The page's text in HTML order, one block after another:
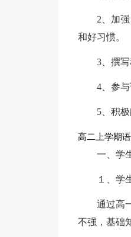
2、加
和好习惯。
3、撰
4、参与
5、积
高二上学期
一、学
１、学
通过高
不强，基础